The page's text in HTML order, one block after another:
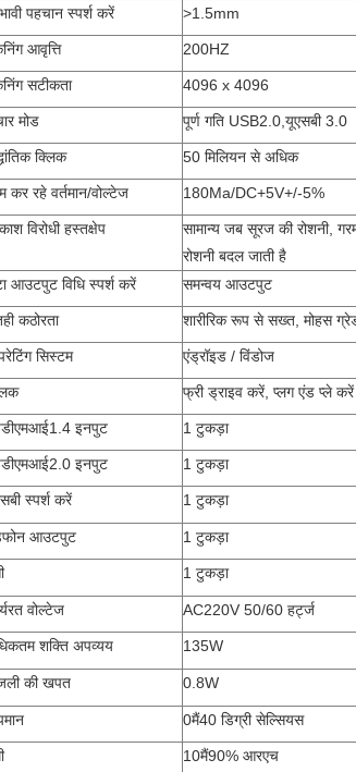
पहचान स्पर्श करें >1.5mm
आवृत्ति 200HZ
सटीकता 4096 x 4096
मोड पूर्ण गति USB2.0,यूएसबी 3.0
क्लिक 50 मिलियन से अधिक
कर रहे वर्तमान/वोल्टेज 180Ma/DC+5V+/-5%
विरोधी हस्तक्षेप
सामान्य जब सूरज की रोशनी,
रोशनी बदल जाती है
आउटपुट विधि स्पर्श करें
समन्वय आउटपुट
कठोरता शारीरिक रूप से सख्त, मोहस
सिस्टम एंड्रॉइड / विंडोज
फ्री ड्राइव करें, प्लग एंड प्ले करें
इनपुट 1 टुकड़ा
इनपुट 1 टुकड़ा
स्पर्श करें 1 टुकड़ा
आउटपुट 1 टुकड़ा
1 टुकड़ा
वोल्टेज AC220V 50/60 हर्ट्ज
शक्ति अपव्यय 135W
की खपत 0.8W
0मैं40 डिग्री सेल्सियस
10मैं90% आरएच